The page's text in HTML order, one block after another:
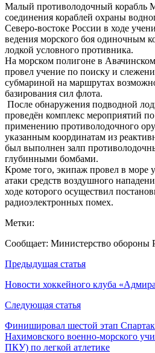
Малый противолодочный корабль
соединения кораблей охраны
Северо-востоке России в ходе
ведения морского боя одиночным
лодкой условного противника.
На морском полигоне в
провел учение по поиску и
субмариной на маршрутах
базирования сил флота.
После обнаружения подводной
проведён комплекс мероприятий
применению противолодочного
указанным координатам из
был выполнен залп
глубинными бомбами.
Кроме того, экипаж провел в море
атаки средств воздушного
ходе которого осуществил
радиоэлектронных помех.
Метки:
Сообщает: Министерство обороны
Навигация
по
записям
Предыдущая статья
Новости хоккейного клуба
Следующая статья
Финишировал шестой этап
Нахимовского военно-морского
ПКУ) по легкой атлетике